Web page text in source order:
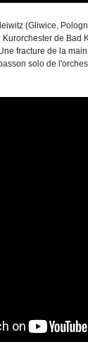
(Gliwice,
de Bad
fracture de la
solo de